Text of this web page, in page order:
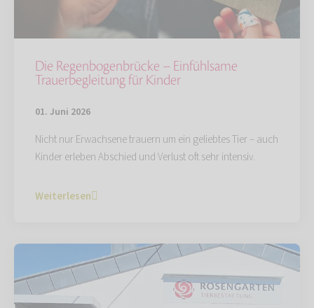
Die Regenbogenbrücke – Einfühlsame
Trauerbegleitung für Kinder
01. Juni 2026
Nicht nur Erwachsene trauern um ein geliebtes Tier – auch
Kinder erleben Abschied und Verlust oft sehr intensiv.
Weiterlesen